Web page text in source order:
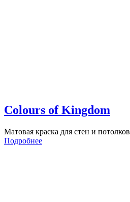
Colours of Kingdom
Матовая краска для стен и потолков
Подробнее